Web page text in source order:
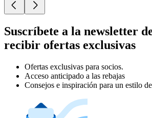
Suscríbete a la newsletter
recibir ofertas exclusivas
Ofertas exclusivas para socios.
Acceso anticipado a las rebajas
Consejos e inspiración para un estilo